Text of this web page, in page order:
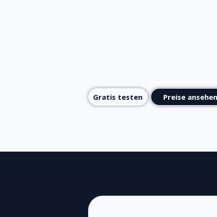
Gratis testen Preise